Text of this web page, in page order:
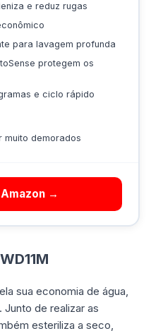
e reduz rugas
para lavagem profunda
protegem os
e ciclo rápido
muito demorados
→
sua economia de água,
de realizar as
esteriliza a seco,